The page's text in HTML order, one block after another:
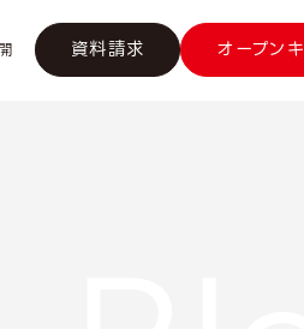
資料請求 オープン